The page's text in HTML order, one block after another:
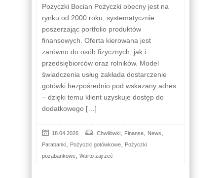
Pożyczki Bocian Pożyczki obecny jest na
rynku od 2000 roku, systematycznie
poszerzając portfolio produktów
finansowych. Oferta kierowana jest
zarówno do osób fizycznych, jak i
przedsiębiorców oraz rolników. Model
świadczenia usług zakłada dostarczenie
gotówki bezpośrednio pod wskazany adres
– dzięki temu klient uzyskuje dostęp do
dodatkowego […]
18.04.2026 Chwilówki Finanse News
Parabanki Pożyczki gotówkowe
Pożyczki
pozabankowe
Warto zajrzeć